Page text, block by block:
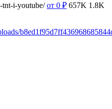
tnt-i-youtube/ от 0 ₽ 657K 1.8K